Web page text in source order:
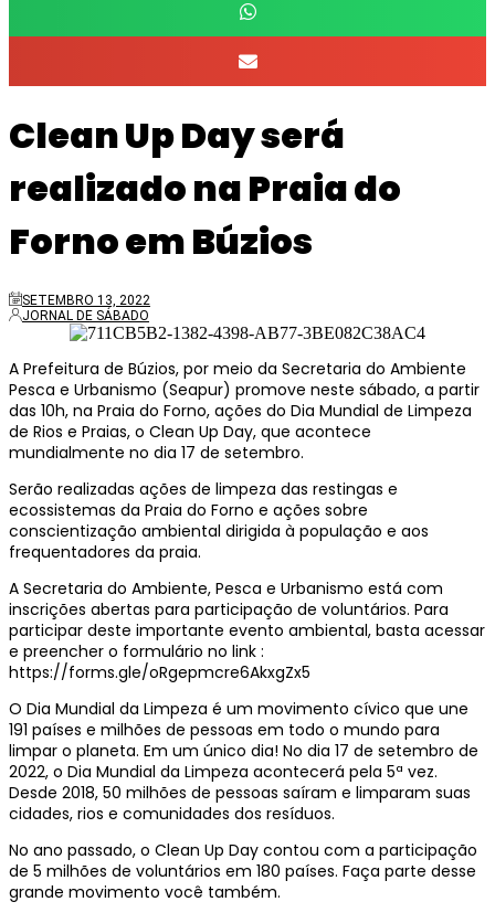
Clean Up Day será
realizado na Praia do
Forno em Búzios
SETEMBRO 13, 2022
JORNAL DE SÁBADO
A Prefeitura de Búzios, por meio da Secretaria do Ambiente
Pesca e Urbanismo (Seapur) promove neste sábado, a partir
das 10h, na Praia do Forno, ações do Dia Mundial de Limpeza
de Rios e Praias, o Clean Up Day, que acontece
mundialmente no dia 17 de setembro.
Serão realizadas ações de limpeza das restingas e
ecossistemas da Praia do Forno e ações sobre
conscientização ambiental dirigida à população e aos
frequentadores da praia.
A Secretaria do Ambiente, Pesca e Urbanismo está com
inscrições abertas para participação de voluntários. Para
participar deste importante evento ambiental, basta acessar
e preencher o formulário no link :
https://forms.gle/oRgepmcre6AkxgZx5
O Dia Mundial da Limpeza é um movimento cívico que une
191 países e milhões de pessoas em todo o mundo para
limpar o planeta. Em um único dia! No dia 17 de setembro de
2022, o Dia Mundial da Limpeza acontecerá pela 5ª vez.
Desde 2018, 50 milhões de pessoas saíram e limparam suas
cidades, rios e comunidades dos resíduos.
No ano passado, o Clean Up Day contou com a participação
de 5 milhões de voluntários em 180 países. Faça parte desse
grande movimento você também.